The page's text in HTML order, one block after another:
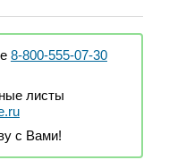
8-800-555-07-30
листы
с Вами!